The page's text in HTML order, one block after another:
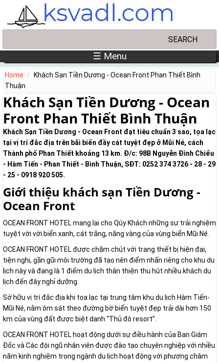
Skip to main content
☰ Menu
Home
Khách Sạn Tiền Dương - Ocean Front Phan Thiết Bình
Thuận
Khách Sạn Tiền Dương - Ocean
Front Phan Thiết Bình Thuận
Khách Sạn Tiền Dương - Ocean Front đạt tiêu chuẩn 3 sao, tọa lạc
tại vị trí đắc địa trên bãi biển đầy cát tuyệt đẹp ở Mũi Né, cách
Thành phố Phan Thiết khoảng 13 km. Đ/c: 98B Nguyễn Đình Chiểu
- Hàm Tiến - Phan Thiết - Bình Thuận, SĐT: 0252 374 3726 - 28 - 29
- 25 - 0918 920 505.
Giới thiệu khách sạn Tiền Dương -
Ocean Front
OCEAN FRONT HOTEL mang lại cho Qúy Khách những sự trải nghiệm
tuyệt vời với biển xanh, cát trắng, nắng vàng của vùng biển Mũi Né.
OCEAN FRONT HOTEL được chăm chút với trang thiết bị hiện đại,
tiện nghi, gần gũi môi trường đã tạo nên điểm nhấn riêng cho khu du
lịch này và đang là 1 điểm du lịch thân thiện thu hút nhiều khách du
lịch đến đây nghỉ dưỡng.
Sở hữu vị trí đắc địa khi tọa lạc tại trung tâm khu du lịch Hàm Tiến-
Mũi Né, nằm ôm sát theo đường bờ biển tuyệt đẹp trải dài hơn 150
km của vùng đất được biệt danh “Thủ đô resort”.
OCEAN FRONT HOTEL hoạt động dưới sự điều hành của Ban Giám
Đốc và Các đội ngũ nhân viên được đào tạo chuyên nghiệp với nhiều
năm kinh nghiệm trong ngành du lịch hoạt động với phương châm